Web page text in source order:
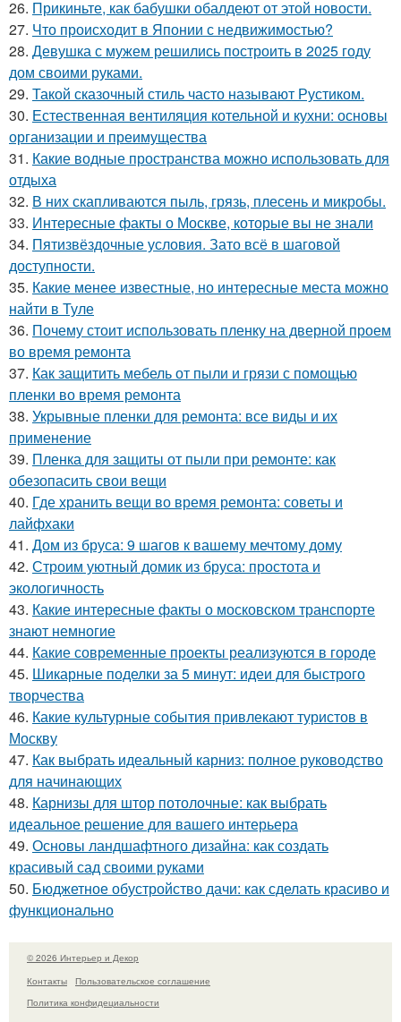
26. Прикиньте, как бабушки обалдеют от этой новости.
27. Что происходит в Японии с недвижимостью?
28. Девушка с мужем решились построить в 2025 году
дом своими руками.
29. Такой сказочный стиль часто называют Рустиком.
30. Естественная вентиляция котельной и кухни: основы
организации и преимущества
31. Какие водные пространства можно использовать для
отдыха
32. В них скапливаются пыль, грязь, плесень и микробы.
33. Интересные факты о Москве, которые вы не знали
34. Пятизвёздочные условия. Зато всё в шаговой
доступности.
35. Какие менее известные, но интересные места можно
найти в Туле
36. Почему стоит использовать пленку на дверной проем
во время ремонта
37. Как защитить мебель от пыли и грязи с помощью
пленки во время ремонта
38. Укрывные пленки для ремонта: все виды и их
применение
39. Пленка для защиты от пыли при ремонте: как
обезопасить свои вещи
40. Где хранить вещи во время ремонта: советы и
лайфхаки
41. Дом из бруса: 9 шагов к вашему мечтому дому
42. Строим уютный домик из бруса: простота и
экологичность
43. Какие интересные факты о московском транспорте
знают немногие
44. Какие современные проекты реализуются в городе
45. Шикарные поделки за 5 минут: идеи для быстрого
творчества
46. Какие культурные события привлекают туристов в
Москву
47. Как выбрать идеальный карниз: полное руководство
для начинающих
48. Карнизы для штор потолочные: как выбрать
идеальное решение для вашего интерьера
49. Основы ландшафтного дизайна: как создать
красивый сад своими руками
50. Бюджетное обустройство дачи: как сделать красиво и
функционально
© 2026 Интерьер и Декор
Контакты
Пользовательское соглашение
Политика конфидециальности